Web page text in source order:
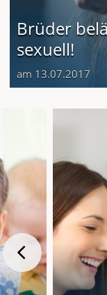
Brüder
sexuell!
am 13.07.2017